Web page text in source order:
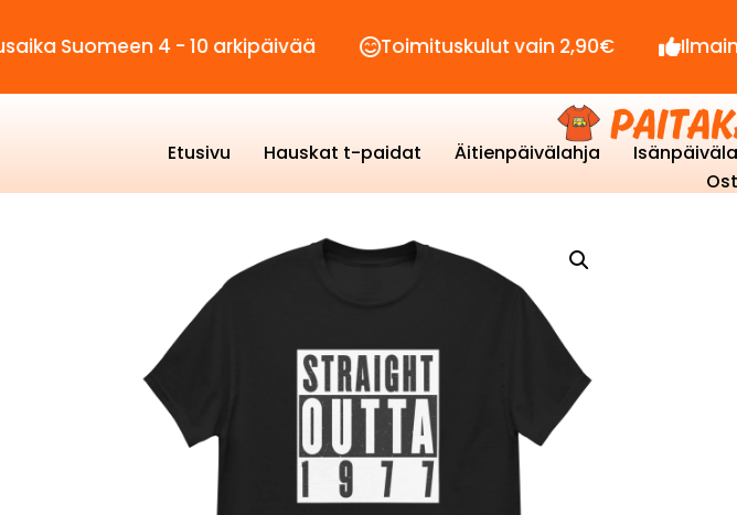
4 - 10 arkipäivää Toimituskulut vain 2,90€ Ilmainen
Etusivu Hauskat t-paidat Äitienpäivälahja